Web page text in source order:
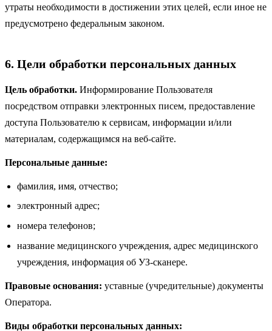
утраты необходимости в достижении этих целей, если иное не
предусмотрено федеральным законом.
6. Цели обработки персональных данных
Цель обработки. Информирование Пользователя
посредством отправки электронных писем, предоставление
доступа Пользователю к сервисам, информации и/или
материалам, содержащимся на веб-сайте.
Персональные данные:
фамилия, имя, отчество;
электронный адрес;
номера телефонов;
название медицинского учреждения, адрес медицинского
учреждения, информация об УЗ-сканере.
Правовые основания: уставные (учредительные) документы
Оператора.
Виды обработки персональных данных: